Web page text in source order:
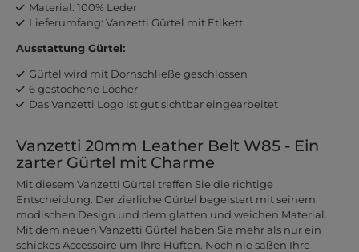
Material: 100% Leder
Lieferumfang: Vanzetti Gürtel mit Etikett
Ausstattung Gürtel:
Gürtel wird mit Dornschließe geschlossen
6 gestochene Löcher
Das Vanzetti Logo ist gut sichtbar eingearbeitet
Vanzetti 20mm Leather Belt W85 - Ein
zarter Gürtel mit Charme
Mit diesem Vanzetti Gürtel treffen Sie die richtige
Entscheidung. Der zierliche Gürtel begeistert mit seinem
modischen Design und dem glatten und weichen Material.
Mit dem neuen Vanzetti Gürtel haben Sie mehr als nur ein
schickes Accessoire um Ihre Hüften. Noch nie saßen Ihre